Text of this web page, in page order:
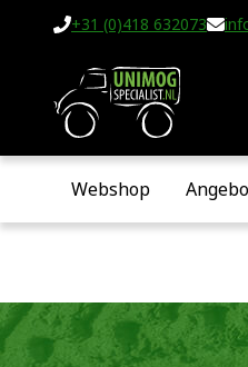
+31 (0)418 632073
Webshop